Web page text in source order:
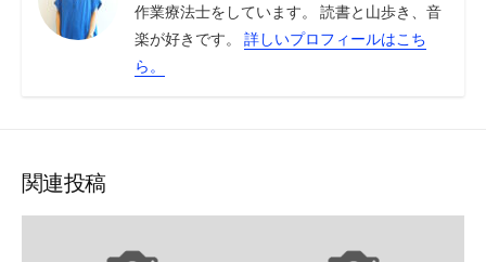
作業療法士をしています。 読書と山歩き、音
楽が好きです。 詳しいプロフィールはこち
ら。
関連投稿